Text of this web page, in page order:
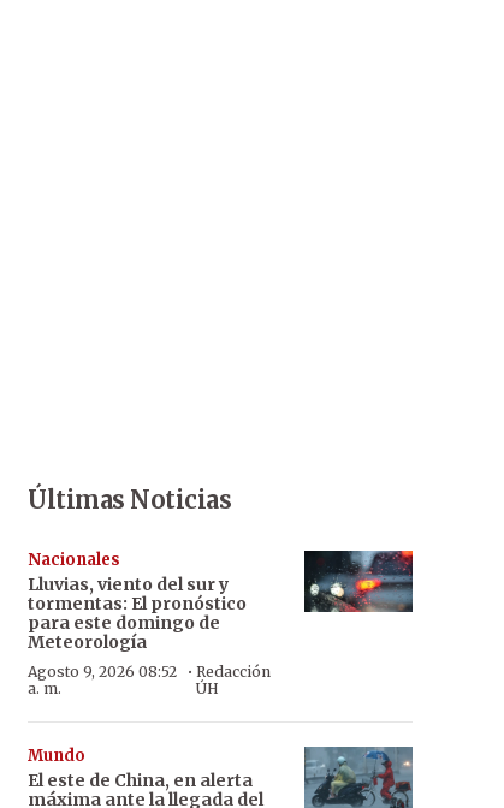
Últimas Noticias
Nacionales
Lluvias, viento del sur y
tormentas: El pronóstico
para este domingo de
Meteorología
Agosto 9, 2026 08:52
a. m.
· Redacción
ÚH
Mundo
El este de China, en alerta
máxima ante la llegada del